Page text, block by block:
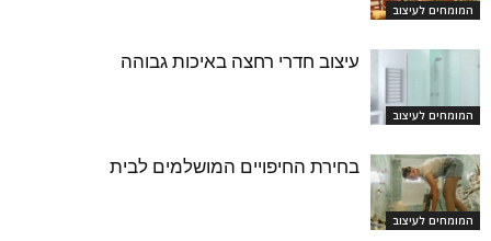
המומחים לעיצוב
המומחים לעיצוב
עיצוב חדרי רחצה באיכות גבוהה
המומחים לעיצוב
בחירת החיפויים המושלמים לבית